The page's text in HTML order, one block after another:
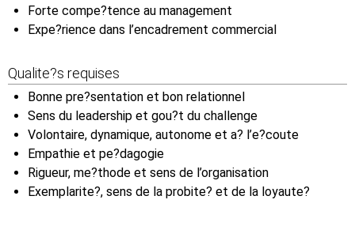
Forte compe?tence au management
Expe?rience dans l’encadrement commercial
Qualite?s requises
Bonne pre?sentation et bon relationnel
Sens du leadership et gou?t du challenge
Volontaire, dynamique, autonome et a? l’e?coute
Empathie et pe?dagogie
Rigueur, me?thode et sens de l’organisation
Exemplarite?, sens de la probite? et de la loyaute?